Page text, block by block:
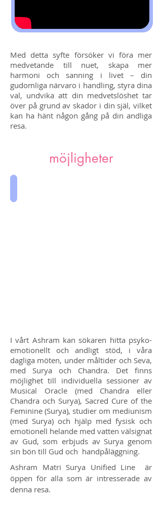
Med detta syfte försöker vi föra mer
medvetande till nuet, skapa mer
harmoni och sanning i livet – din
gudomliga närvaro i handling, styra dina
val, undvika att din medvetslöshet tar
över på grund av skador i din själ, vilket
kan ha hänt någon gång på din andliga
resa.
möjligheter
I vårt Ashram kan sökaren hitta psyko-
emotionellt och andligt stöd, i våra
dagliga möten, under måltider och Seva,
med Surya och Chandra. Det finns
möjlighet till individuella sessioner av
Musical Oracle (med Chandra eller
Chandra och Surya), Sacred Cure of the
Feminine (Surya), studier om mediunism
(med Surya) och hjälp med fysisk och
emotionell helande med vatten välsignat
av Gud, som erbjuds av Surya genom
sin bön till Gud och handpåläggning.
Ashram Matri Surya Unified Line är
öppen för alla som är intresserade av
denna resa.